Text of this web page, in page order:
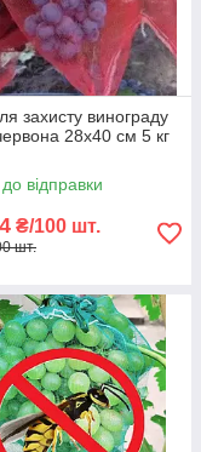
захисту винограду
28х40 см 5 кг
відправки
₴/100 шт.
шт.